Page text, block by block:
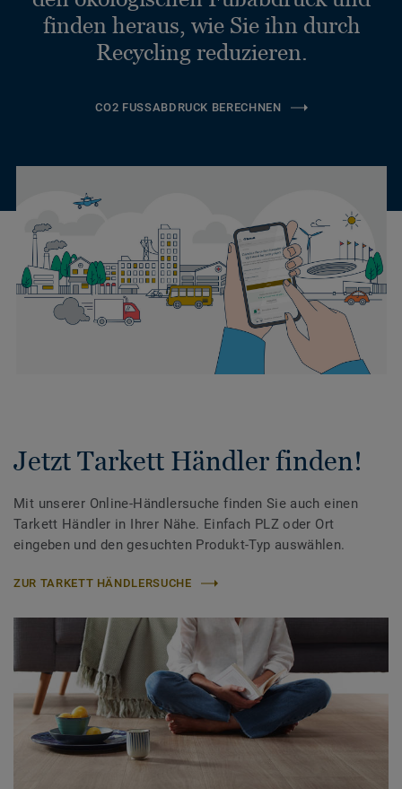
finden heraus, wie Sie ihn durch
Recycling reduzieren.
CO2 FUSSABDRUCK BERECHNEN
Jetzt Tarkett Händler finden!
Mit unserer Online-Händlersuche finden Sie auch einen
Tarkett Händler in Ihrer Nähe. Einfach PLZ oder Ort
eingeben und den gesuchten Produkt-Typ auswählen.
ZUR TARKETT HÄNDLERSUCHE